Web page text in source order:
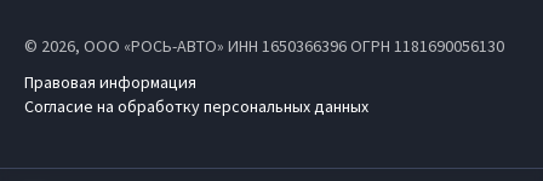
© 2026, ООО «РОСЬ-АВТО» ИНН 1650366396ОГРН 1181690056130
Правовая информация
Согласие на обработку персональных данных